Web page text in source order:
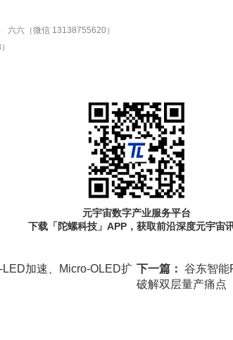
六六（微信 13138755620）
元宇宙数字产业服务平台
下载「陀螺科技」APP，获取前沿深度元宇宙
加速、Micro-OLED扩 下一篇： 谷东智能
破解双层量产痛点